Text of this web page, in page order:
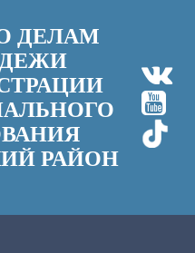
ДЕЛАМ
РАЙОН